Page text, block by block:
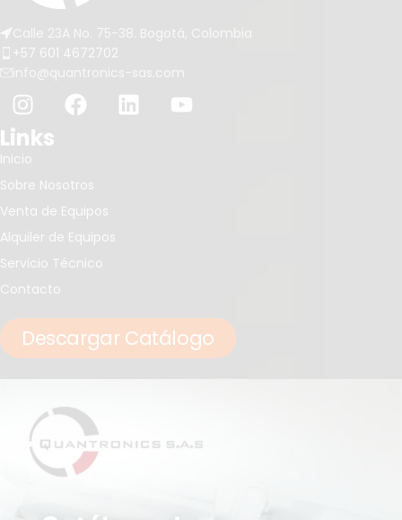
Calle 23A No. 75-38. Bogotá, Colombia
+57 601 4672702
info@quantronics-sas.com
Links
Inicio
Sobre Nosotros
Venta de Equipos
Alquiler de Equipos
Servicio Técnico
Contacto
Descargar Catálogo